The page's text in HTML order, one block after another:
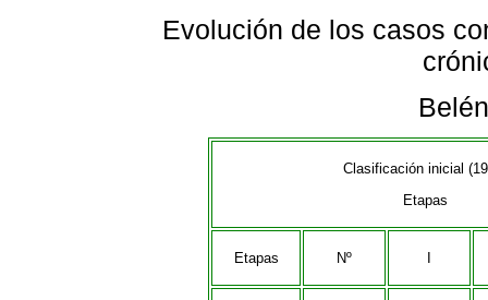
Evolución de los casos
Clasificación inicial
Etapas
Etapas Nº